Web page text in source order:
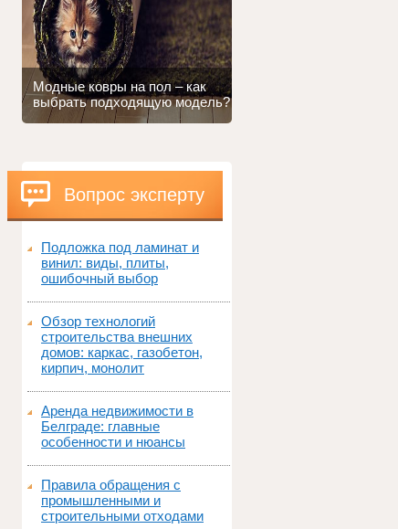
Модные ковры на пол – как
выбрать подходящую модель?
Вопрос эксперту
Подложка под ламинат и
винил: виды, плиты,
ошибочный выбор
Обзор технологий
строительства внешних
домов: каркас, газобетон,
кирпич, монолит
Аренда недвижимости в
Белграде: главные
особенности и нюансы
Правила обращения с
промышленными и
строительными отходами